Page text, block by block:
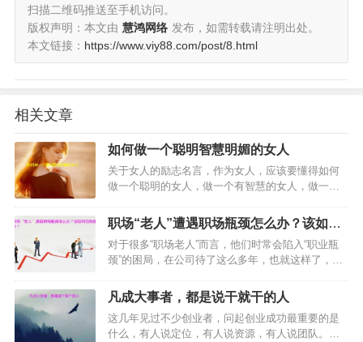
扫描二维码推送至手机访问。
版权声明：本文由 慧鸿网络 发布，如需转载请注明出处。
本文链接： https://www.viy88.com/post/8.html
相关文章
如何做一个聪明智慧明媚的女人
关于女人的励志名言，作为女人，应该要懂得如何
做一个聪明的女人，做一个有智慧的女人，做一个
人。…
职场“老人”遭遇职场瓶颈怎么办？该如何
自我提升？
对于很多“职场老人”而言，他们时常会陷入“职业瓶
颈”的困局，在公司待了这么多年，也就这样了，怎
己来一次全面升级？…
凡成大事者，都是说干就干的人
这几年见过不少创业者，问起创业成功最重要的是
什么，有人说定位，有人说资源，有人说团队。其